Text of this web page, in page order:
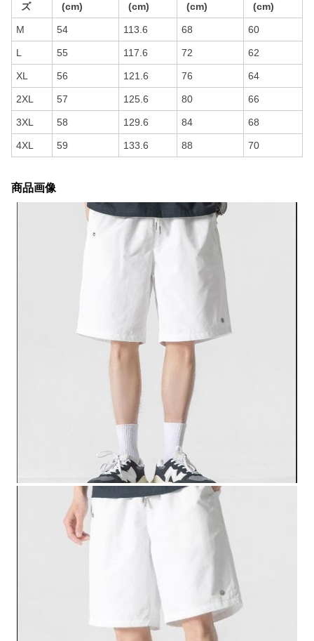
ズ
(cm)
(cm)
(cm)
(cm)
M 54 113.6 68 60
L 55 117.6 72 62
XL 56 121.6 76 64
2XL 57 125.6 80 66
3XL 58 129.6 84 68
4XL 59 133.6 88 70
商品画像